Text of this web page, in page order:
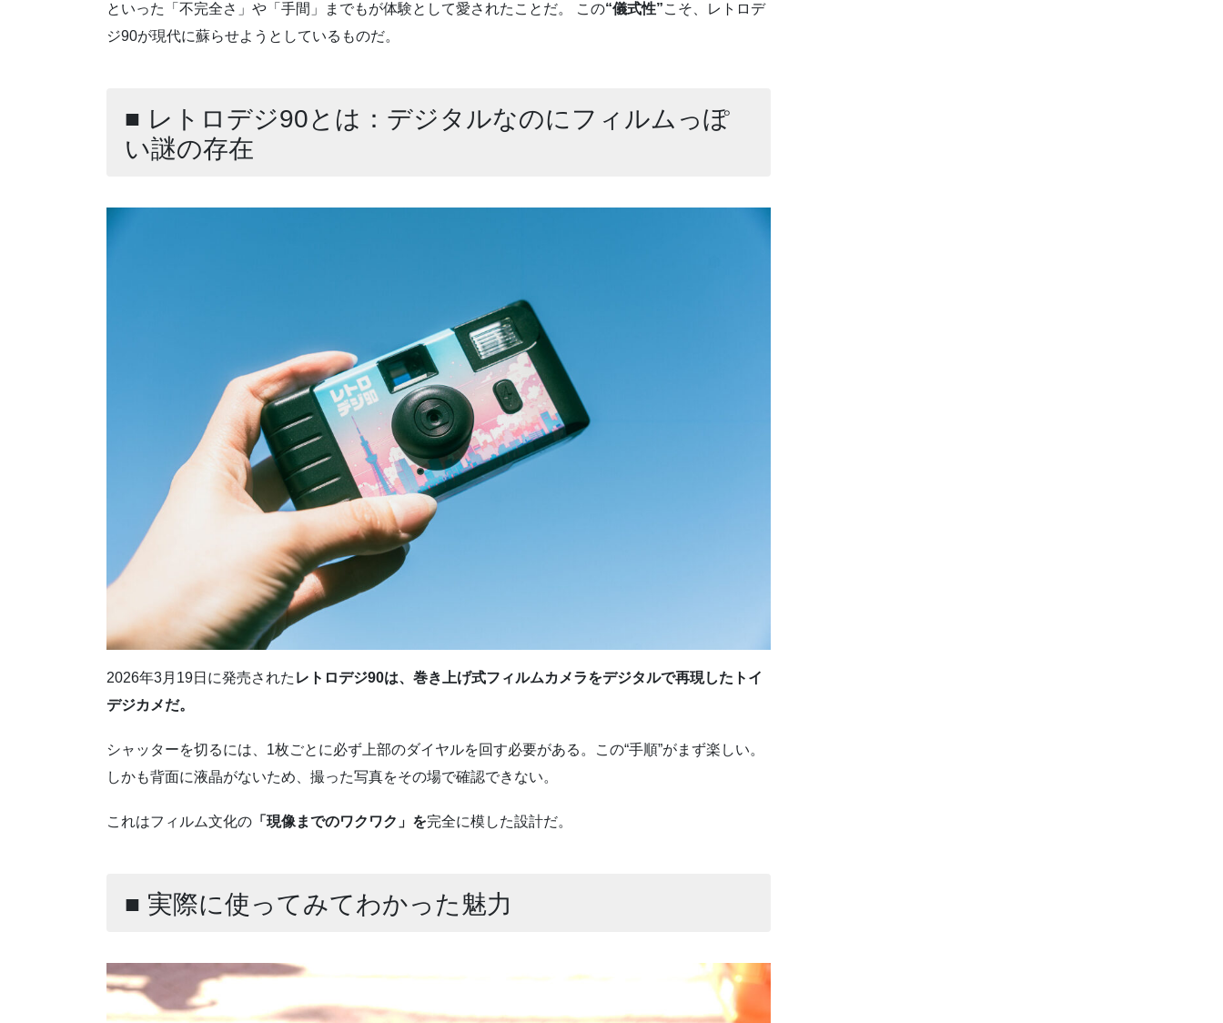
といった「不完全さ」や「手間」までもが体験として愛されたことだ。 この“儀式性”こそ、レトロデ
ジ90が現代に蘇らせようとしているものだ。
■ レトロデジ90とは：デジタルなのにフィルムっぽ
い謎の存在
2026年3月19日に発売された レトロデジ90は、巻き上げ式フィルムカメラをデジタルで再現したトイ
デジカメだ。
シャッターを切るには、1枚ごとに必ず上部のダイヤルを回す必要がある。この“手順”がまず楽しい。
しかも背面に液晶がないため、撮った写真をその場で確認できない。
これはフィルム文化の 「現像までのワクワク」を完全に模した設計だ。
■ 実際に使ってみてわかった魅力